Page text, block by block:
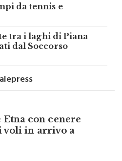
avanzata: entro
da tennis e
tra i laghi di Piana
dal Soccorso
con cenere
voli in arrivo a